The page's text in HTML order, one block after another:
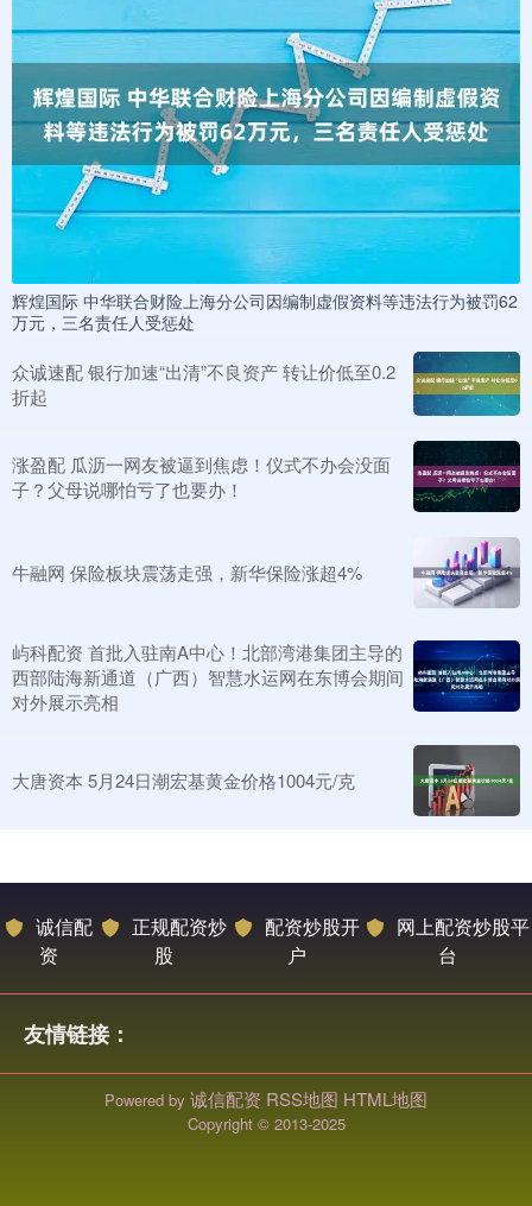
辉煌国际 中华联合财险上海分公司因编制虚假资料等违法行为被罚62
万元，三名责任人受惩处
众诚速配 银行加速“出清”不良资产 转让价低至0.2
折起
涨盈配 瓜沥一网友被逼到焦虑！仪式不办会没面
子？父母说哪怕亏了也要办！
牛融网 保险板块震荡走强，新华保险涨超4%
屿科配资 首批入驻南A中心！北部湾港集团主导的
西部陆海新通道（广西）智慧水运网在东博会期间
对外展示亮相
大唐资本 5月24日潮宏基黄金价格1004元/克
诚信配
资
正规配资炒
股
配资炒股开
户
网上配资炒股平
台
友情链接：
Powered by 诚信配资 RSS地图 HTML地图
Copyright © 2013-2025